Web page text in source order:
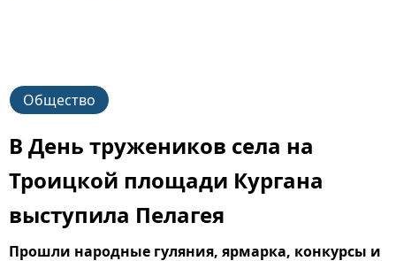
Общество
В День тружеников села на
Троицкой площади Кургана
выступила Пелагея
Прошли народные гуляния, ярмарка, конкурсы и